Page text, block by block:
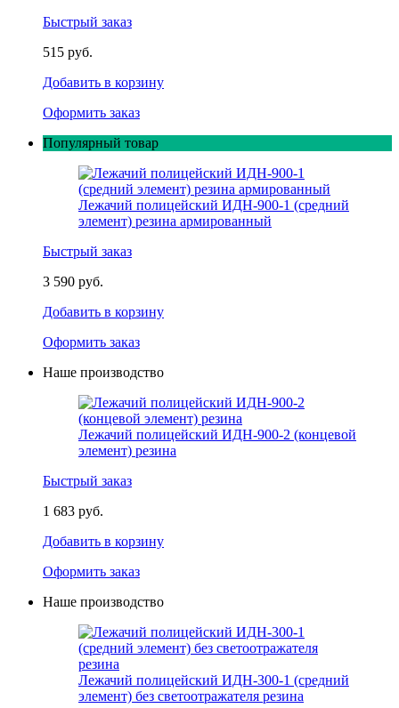
Быстрый заказ
515 руб.
Добавить в корзину
Оформить заказ
Популярный товар
Лежачий полицейский ИДН-900-1 (средний
элемент) резина армированный
Быстрый заказ
3 590 руб.
Добавить в корзину
Оформить заказ
Наше производство
Лежачий полицейский ИДН-900-2 (концевой
элемент) резина
Быстрый заказ
1 683 руб.
Добавить в корзину
Оформить заказ
Наше производство
Лежачий полицейский ИДН-300-1 (средний
элемент) без светоотражателя резина